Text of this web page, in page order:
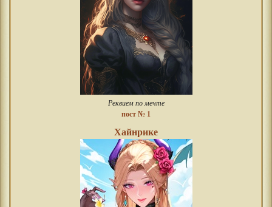
Реквием по мечте
пост № 1
Хайнрике